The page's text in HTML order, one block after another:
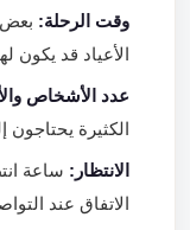
وقت الرحلة:بعض
الأعياد قد يكون
عدد الأشخاص
الكثيرة يحتاجون
الانتظار:ساعة
الاتفاق عند